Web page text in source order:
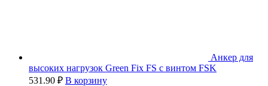
Анкер для
высоких нагрузок Green Fix FS с винтом FSK
531.90 ₽ В корзину